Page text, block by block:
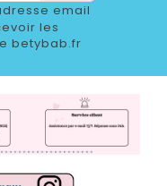
email
les
betybab.fr